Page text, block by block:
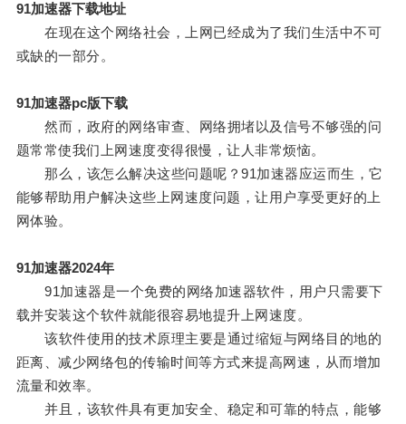
91加速器下载地址
在现在这个网络社会，上网已经成为了我们生活中不可
或缺的一部分。
91加速器pc版下载
然而，政府的网络审查、网络拥堵以及信号不够强的问
题常常使我们上网速度变得很慢，让人非常烦恼。
那么，该怎么解决这些问题呢？91加速器应运而生，它
能够帮助用户解决这些上网速度问题，让用户享受更好的上
网体验。
91加速器2024年
91加速器是一个免费的网络加速器软件，用户只需要下
载并安装这个软件就能很容易地提升上网速度。
该软件使用的技术原理主要是通过缩短与网络目的地的
距离、减少网络包的传输时间等方式来提高网速，从而增加
流量和效率。
并且，该软件具有更加安全、稳定和可靠的特点，能够